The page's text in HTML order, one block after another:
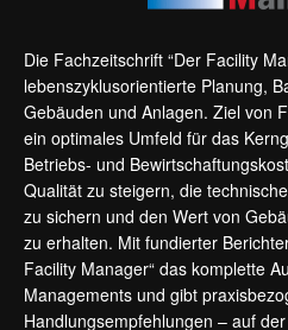
Die Fachzeitschrift “Der Facility
lebenszyklusorientierte Planung,
Gebäuden und Anlagen. Ziel von
ein optimales Umfeld für das
Betriebs- und
Qualität zu steigern, die
zu sichern und den Wert von
zu erhalten. Mit fundierter
Facility Manager“ das komplette
Managements und gibt
Handlungsempfehlungen – auf